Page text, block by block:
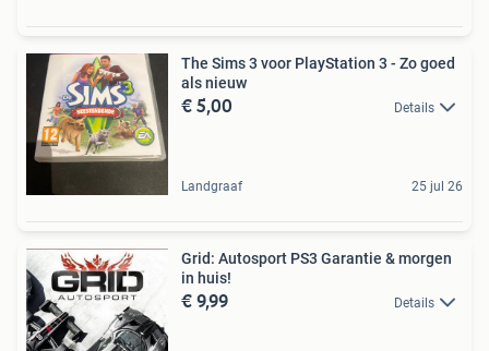
The Sims 3 voor PlayStation 3 - Zo goed
als nieuw
€ 5,00 Details
Landgraaf 25 jul 26
Grid: Autosport PS3 Garantie & morgen
in huis!
€ 9,99 Details